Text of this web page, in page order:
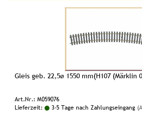
Gleis geb. 22,5ø 1550 mm(H107 (Märklin
Art.Nr.: M059076
Lieferzeit:
3-5 Tage nach Zahlungseingang